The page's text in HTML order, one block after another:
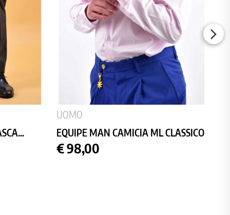
UOMO
EQUIPE MAN CAMICIA ML CLASSICO
Prezzo
€ 98,00